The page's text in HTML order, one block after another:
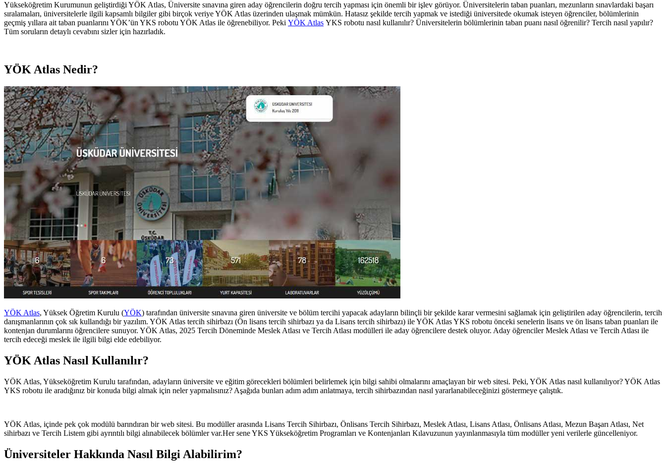
Yükseköğretim Kurumunun geliştirdiği YÖK Atlas, Üniversite sınavına giren aday öğrencilerin doğru tercih yapması için önemli bir işlev görüyor. Üniversitelerin taban puanları, mezunların sınavlardaki başarı
sıralamaları, üniversitelerle ilgili kapsamlı bilgiler gibi birçok veriye YÖK Atlas üzerinden ulaşmak mümkün. Hatasız şekilde tercih yapmak ve istediği üniversitede okumak isteyen öğrenciler, bölümlerinin
geçmiş yıllara ait taban puanlarını YÖK’ün YKS robotu YÖK Atlas ile öğrenebiliyor. Peki YÖK Atlas YKS robotu nasıl kullanılır? Üniversitelerin bölümlerinin taban puanı nasıl öğrenilir? Tercih nasıl yapılır?
Tüm soruların detaylı cevabını sizler için hazırladık.
YÖK Atlas Nedir?
YÖK Atlas, Yüksek Öğretim Kurulu (YÖK) tarafından üniversite sınavına giren üniversite ve bölüm tercihi yapacak adayların bilinçli bir şekilde karar vermesini sağlamak için geliştirilen aday öğrencilerin, tercih
danışmanlarının çok sık kullandığı bir yazılım. YÖK Atlas tercih sihirbazı (Ön lisans tercih sihirbazı ya da Lisans tercih sihirbazı) ile YÖK Atlas YKS robotu önceki senelerin lisans ve ön lisans taban puanları ile
kontenjan durumlarını öğrencilere sunuyor. YÖK Atlas, 2025 Tercih Döneminde Meslek Atlası ve Tercih Atlası modülleri ile aday öğrencilere destek oluyor. Aday öğrenciler Meslek Atlası ve Tercih Atlası ile
tercih edeceği meslek ile ilgili bilgi elde edebiliyor.
YÖK Atlas Nasıl Kullanılır?
YÖK Atlas, Yükseköğretim Kurulu tarafından, adayların üniversite ve eğitim görecekleri bölümleri belirlemek için bilgi sahibi olmalarını amaçlayan bir web sitesi. Peki, YÖK Atlas nasıl kullanılıyor? YÖK Atlas
YKS robotu ile aradığınız bir konuda bilgi almak için neler yapmalısınız? Aşağıda bunları adım adım anlatmaya, tercih sihirbazından nasıl yararlanabileceğinizi göstermeye çalıştık.
YÖK Atlas, içinde pek çok modülü barındıran bir web sitesi. Bu modüller arasında Lisans Tercih Sihirbazı, Önlisans Tercih Sihirbazı, Meslek Atlası, Lisans Atlası, Önlisans Atlası, Mezun Başarı Atlası, Net
sihirbazı ve Tercih Listem gibi ayrıntılı bilgi alınabilecek bölümler var.Her sene YKS Yükseköğretim Programları ve Kontenjanları Kılavuzunun yayınlanmasıyla tüm modüller yeni verilerle güncelleniyor.
Üniversiteler Hakkında Nasıl Bilgi Alabilirim?